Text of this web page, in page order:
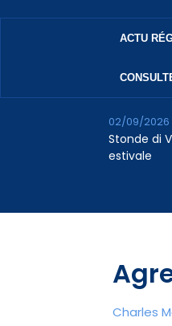
ACTU
Stonde di
estivale
02/09/2026
Charles